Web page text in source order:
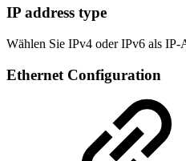
IP address type
Wählen Sie IPv4 oder IPv6 als IP-
Ethernet Configuration